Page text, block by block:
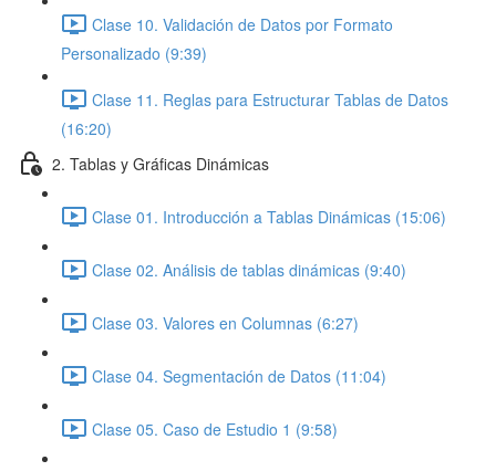
Clase 10. Validación de Datos por Formato
Personalizado (9:39)
Clase 11. Reglas para Estructurar Tablas de Datos
(16:20)
2. Tablas y Gráficas Dinámicas
Clase 01. Introducción a Tablas Dinámicas (15:06)
Clase 02. Análisis de tablas dinámicas (9:40)
Clase 03. Valores en Columnas (6:27)
Clase 04. Segmentación de Datos (11:04)
Clase 05. Caso de Estudio 1 (9:58)